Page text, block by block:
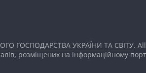
ГОСПОДАРСТВА УКРАЇНИ ТА СВІТУ.
розміщених на інформаційному